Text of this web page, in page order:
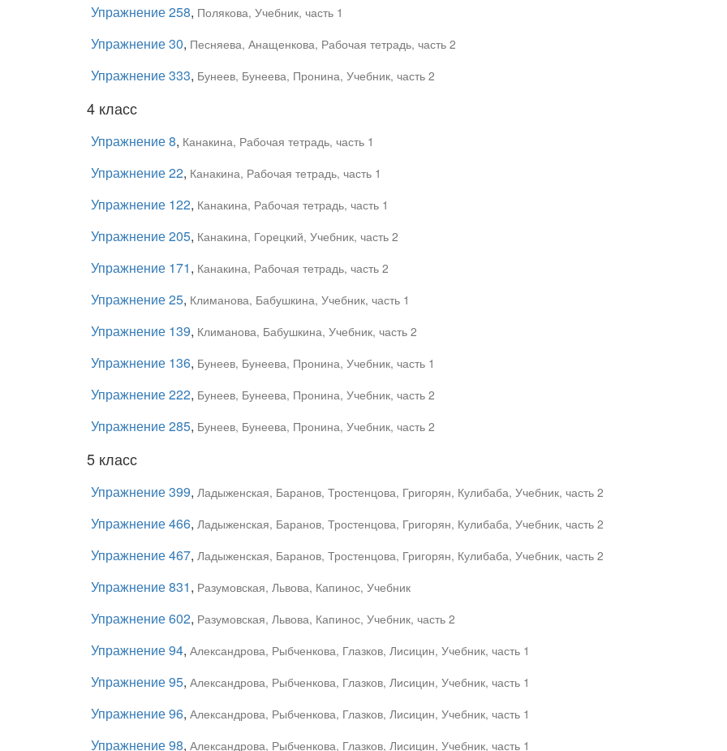
Упражнение 258, Полякова, Учебник, часть 1
Упражнение 30, Песняева, Анащенкова, Рабочая тетрадь, часть 2
Упражнение 333, Бунеев, Бунеева, Пронина, Учебник, часть 2
4 класс
Упражнение 8, Канакина, Рабочая тетрадь, часть 1
Упражнение 22, Канакина, Рабочая тетрадь, часть 1
Упражнение 122, Канакина, Рабочая тетрадь, часть 1
Упражнение 205, Канакина, Горецкий, Учебник, часть 2
Упражнение 171, Канакина, Рабочая тетрадь, часть 2
Упражнение 25, Климанова, Бабушкина, Учебник, часть 1
Упражнение 139, Климанова, Бабушкина, Учебник, часть 2
Упражнение 136, Бунеев, Бунеева, Пронина, Учебник, часть 1
Упражнение 222, Бунеев, Бунеева, Пронина, Учебник, часть 2
Упражнение 285, Бунеев, Бунеева, Пронина, Учебник, часть 2
5 класс
Упражнение 399, Ладыженская, Баранов, Тростенцова, Григорян, Кулибаба, Учебник, часть 2
Упражнение 466, Ладыженская, Баранов, Тростенцова, Григорян, Кулибаба, Учебник, часть 2
Упражнение 467, Ладыженская, Баранов, Тростенцова, Григорян, Кулибаба, Учебник, часть 2
Упражнение 831, Разумовская, Львова, Капинос, Учебник
Упражнение 602, Разумовская, Львова, Капинос, Учебник, часть 2
Упражнение 94, Александрова, Рыбченкова, Глазков, Лисицин, Учебник, часть 1
Упражнение 95, Александрова, Рыбченкова, Глазков, Лисицин, Учебник, часть 1
Упражнение 96, Александрова, Рыбченкова, Глазков, Лисицин, Учебник, часть 1
Упражнение 98, Александрова, Рыбченкова, Глазков, Лисицин, Учебник, часть 1